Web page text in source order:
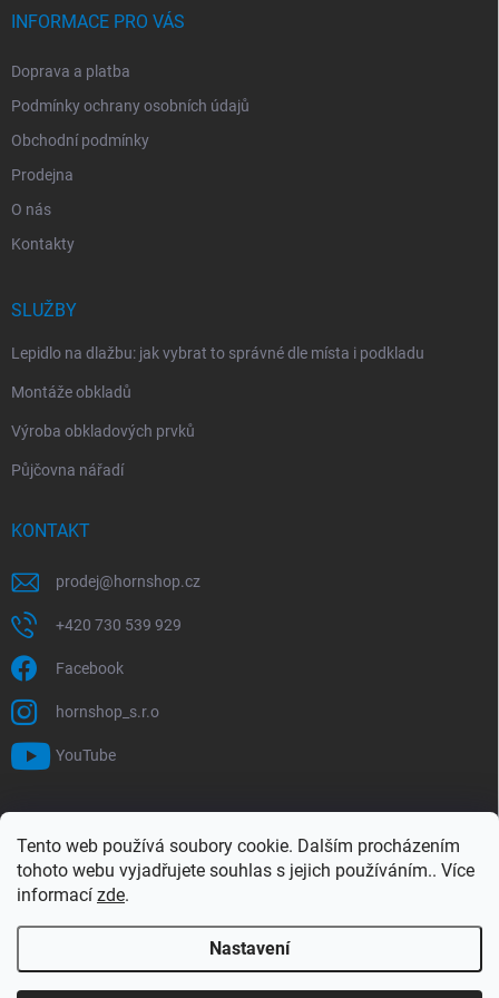
Tento web používá soubory cookie. Dalším procházením
tohoto webu vyjadřujete souhlas s jejich používáním.. Více
informací zde.
Nastavení
INFORMACE PRO VÁS
Doprava a platba
Podmínky ochrany osobních údajů
Obchodní podmínky
Prodejna
O nás
Kontakty
SLUŽBY
Lepidlo na dlažbu: jak vybrat to správné dle místa i podkladu
Montáže obkladů
Výroba obkladových prvků
Půjčovna nářadí
KONTAKT
prodej@hornshop.cz
+420 730 539 929
Facebook
hornshop_s.r.o
YouTube
Hledat
Copyright 2026Hornshop. Všechna práva vyhrazena.Upravit nastavení